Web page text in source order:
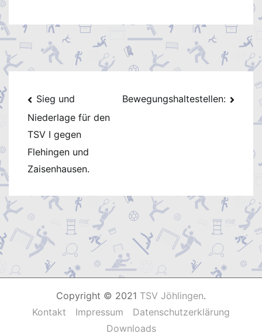
Beitragsnavigation
Sieg und
Niederlage für den
TSV I gegen
Flehingen und
Zaisenhausen.
Bewegungshaltestellen:
Copyright © 2021 TSV Jöhlingen.
Kontakt
Impressum
Datenschutzerklärung
Downloads